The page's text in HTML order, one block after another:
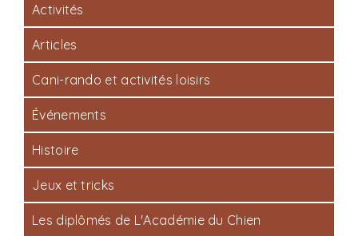
Activités
Articles
Cani-rando et activités loisirs
Événements
Histoire
Jeux et tricks
Les diplômés de L'Académie du Chien